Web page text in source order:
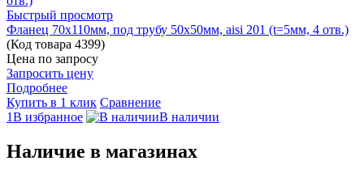
Быстрый просмотр
Фланец 70х110мм, под трубу 50х50мм, aisi 201 (t=5мм, 4 отв.)
(Код товара 4399)
Цена по запросу
Запросить цену
Подробнее
Купить в 1 клик Сравнение
1В избранное
В наличии
Наличие в магазинах